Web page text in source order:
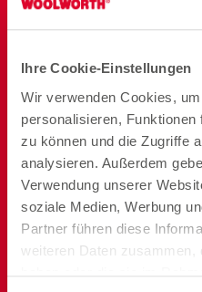
Ihre Cookie-Einstellungen
Wir verwenden Cookies,
personalisieren,
zu können und die Zugriffe
analysieren. Außerdem
Verwendung unserer
soziale Medien, Werbung
Partner führen diese
weiteren Daten zusammen,